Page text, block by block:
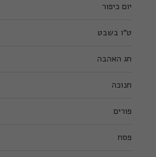
יום כיפור
ט”ו בשבט
חג האהבה
חנוכה
פורים
פסח